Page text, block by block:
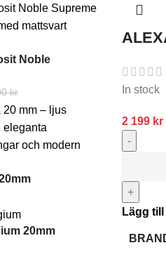
Noble
kr
20mm
In stock
2 199 kr
-
+
Lägg